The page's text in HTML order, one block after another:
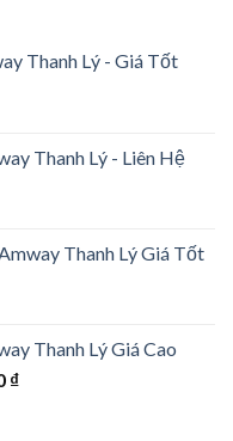
Thanh Lý - Giá Tốt
Thanh Lý - Liên Hệ
Thanh Lý Giá Tốt
Thanh Lý Giá Cao
₫Current